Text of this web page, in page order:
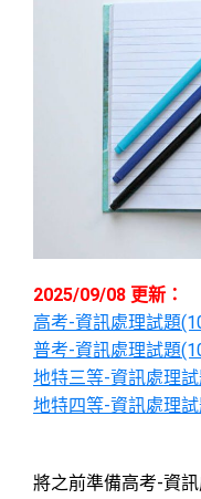
2025/09/08 更新：
高考-資訊處理試題
普考-資訊處理試題
地特三等-資訊處理
地特四等-資訊處理
將之前準備高考-資